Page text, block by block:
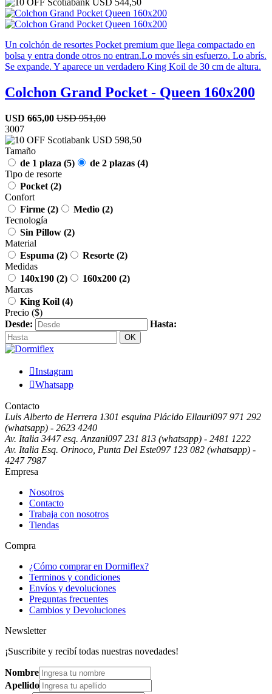
USD 544,50
Un colchón de resortes Pocket premium que llega compactado en
bolsa y entra donde otros no entran.Lo movés sin esfuerzo. Lo abrís.
Se expande. Y aparece un verdadero King Koil de 30 cm de altura.
Colchon Grand Pocket - Queen 160x200
USD 665,00 USD 951,00
3007
USD 598,50
Tamaño
de 1 plaza (5) de 2 plazas (4)
Tipo de resorte
Pocket (2)
Confort
Firme (2) Medio (2)
Tecnología
Sin Pillow (2)
Material
Espuma (2) Resorte (2)
Medidas
140x190 (2) 160x200 (2)
Marcas
King Koil (4)
Precio ($)
Desde:
Hasta:
OK
Instagram
Whatsapp
Contacto
Luis Alberto de Herrera 1301 esquina Plácido Ellauri097 971 292
(whatsapp) - 2623 4240
Av. Italia 3447 esq. Anzani097 231 813 (whatsapp) - 2481 1222
Av. Italia Esq. Orinoco, Punta Del Este097 123 082 (whatsapp) -
4247 7987
Empresa
Nosotros
Contacto
Trabaja con nosotros
Tiendas
Compra
¿Cómo comprar en Dormiflex?
Terminos y condiciones
Envíos y devoluciones
Preguntas frecuentes
Cambios y Devoluciones
Newsletter
¡Suscribite y recibí todas nuestras novedades!
Nombre
Apellido